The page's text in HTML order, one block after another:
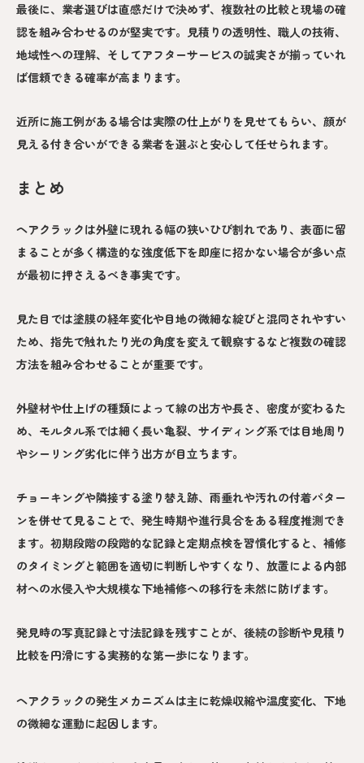
最後に、業者選びは直感だけで決めず、複数社の比較と現場の確
認を組み合わせるのが堅実です。見積りの透明性、職人の技術、
地域性への理解、そしてアフターサービスの誠実さが揃っていれ
ば信頼できる確率が高まります。
近所に施工例がある場合は実際の仕上がりを見せてもらい、顔が
見える付き合いができる業者を選ぶと安心して任せられます。
まとめ
ヘアクラックは外壁に現れる幅の狭いひび割れであり、表面に留
まることが多く構造的な強度低下を即座に招かない場合が多い点
が最初に押さえるべき事実です。
見た目では塗膜の経年変化や目地の微細な綻びと混同されやすい
ため、指先で触れたり光の角度を変えて観察するなど複数の確認
方法を組み合わせることが重要です。
外壁材や仕上げの種類によって線の出方や長さ、密度が変わるた
め、モルタル系では細く長い亀裂、サイディング系では目地周り
やシーリング劣化に伴う出方が目立ちます。
チョーキングや隣接する塗り替え跡、雨垂れや汚れの付着パター
ンを併せて見ることで、発生時期や進行具合をある程度推測でき
ます。初期段階の段階的な記録と定期点検を習慣化すると、補修
のタイミングと範囲を適切に判断しやすくなり、放置による内部
材への水侵入や大規模な下地補修への移行を未然に防げます。
発見時の写真記録と寸法記録を残すことが、後続の診断や見積り
比較を円滑にする実務的な第一歩になります。
ヘアクラックの発生メカニズムは主に乾燥収縮や温度変化、下地
の微細な運動に起因します。